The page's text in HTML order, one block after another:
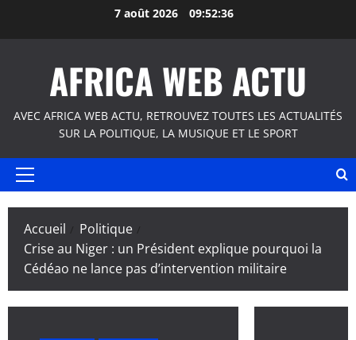
7 août 2026 09:52:37
AFRICA WEB ACTU
AVEC AFRICA WEB ACTU, RETROUVEZ TOUTES LES ACTUALITÉS
SUR LA POLITIQUE, LA MUSIQUE ET LE SPORT
Menu
Accueil
Politique
Crise au Niger : un Président explique pourquoi la
Cédéao ne lance pas d’intervention militaire